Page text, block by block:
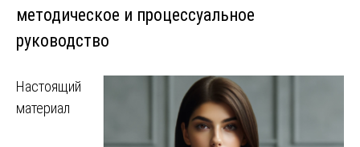
методическое и процессуальное
руководство
Настоящий
материал